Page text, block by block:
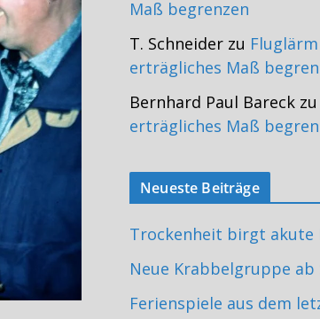
Maß begrenzen
T. Schneider zu
erträgliches Maß
Bernhard Paul Bareck zu
erträgliches Maß
Neueste Beiträge
Trockenheit birgt akute
Neue Krabbelgruppe
Ferienspiele aus dem